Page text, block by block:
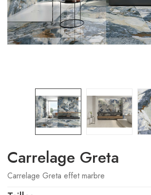
Carrelage Greta
Carrelage Greta effet marbre